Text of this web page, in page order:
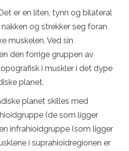
er en liten, tynn og bilateral
og strekker seg foran
muskelen. Ved sin
den forrige gruppen av
i muskler i det dype
planet.
planet skilles med
(de som ligger
infrahioidgruppe (som ligger
i suprahioidregionen er